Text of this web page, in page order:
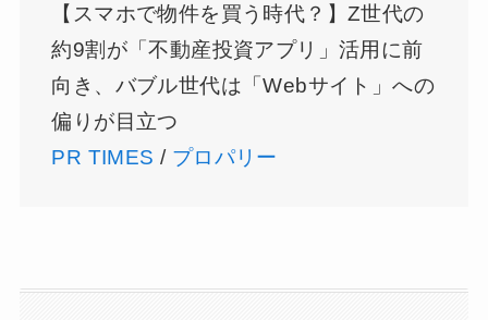
【スマホで物件を買う時代？】Z世代の
約9割が「不動産投資アプリ」活用に前
向き、バブル世代は「Webサイト」への
偏りが目立つ
PR TIMES / プロパリー